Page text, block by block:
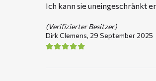
Ich kann sie uneingeschränkt
(Verifizierter Besitzer)
Dirk Clemens, 29 September 2025